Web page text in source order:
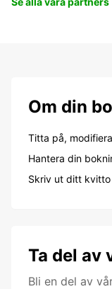
Om din
Titta på,
Hantera din
Skriv ut ditt kvitto
Ta del av
Bli en del av